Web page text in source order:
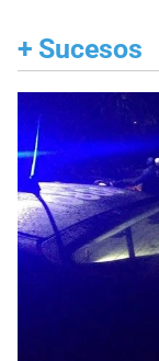
+ Sucesos